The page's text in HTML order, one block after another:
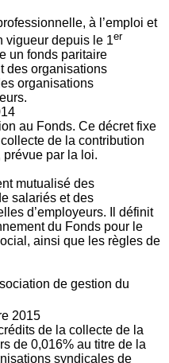
à l’emploi et
vigueur depuis le 1er
un fonds paritaire
des organisations
organisations
au Fonds. Ce décret fixe
de la contribution
par la loi.
mutualisé des
salariés et des
d’employeurs. Il définit
du Fonds pour le
ainsi que les règles de
de gestion du
2015
de la collecte de la
de 0,016% au titre de la
syndicales de